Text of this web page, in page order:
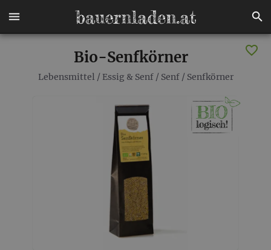
Bio-Senfkörner
Lebensmittel / Essig & Senf/ Senf/ Senfkörner